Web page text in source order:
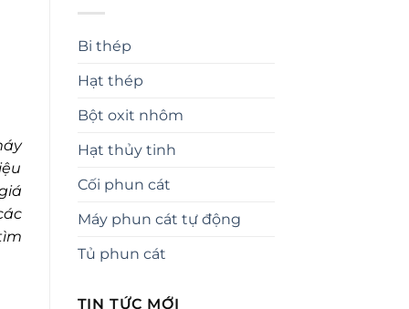
Bi thép
Hạt thép
Bột oxit nhôm
Hạt thủy tinh
Cối phun cát
Máy phun cát tự động
Tủ phun cát
TIN TỨC MỚI